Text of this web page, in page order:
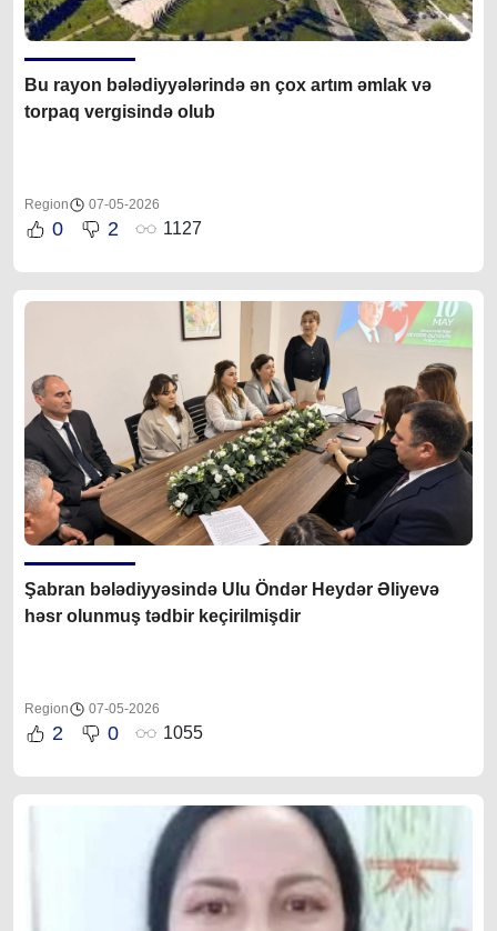
Bu rayon bələdiyyələrində ən çox artım əmlak və
torpaq vergisində olub
Region 07-05-2026
0 2 1127
Şabran bələdiyyəsində Ulu Öndər Heydər Əliyevə
həsr olunmuş tədbir keçirilmişdir
Region 07-05-2026
2 0 1055